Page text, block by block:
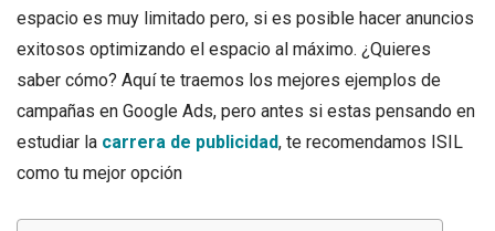
espacio es muy limitado pero, si es posible hacer anuncios
exitosos optimizando el espacio al máximo. ¿Quieres
saber cómo? Aquí te traemos los mejores ejemplos de
campañas en Google Ads, pero antes si estas pensando en
estudiar la carrera de publicidad, te recomendamos ISIL
como tu mejor opción